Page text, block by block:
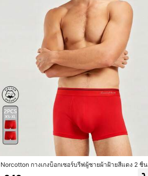
Norcotton กางเกงบ็อกเซอร์บรีฟผู้ชายผ้าฝ้ายสีแดง 2 ชิ้น